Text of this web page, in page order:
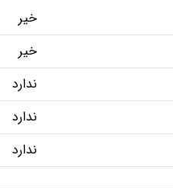
خیر
خیر
ندارد
ندارد
ندارد